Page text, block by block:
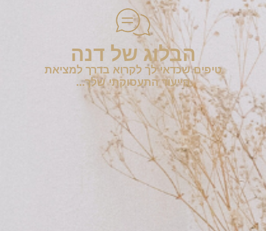
הבלוג של דנה
טיפים שכדאי לך לקרוא בדרך למציאת
הייעוד התעסוקתי שלך...